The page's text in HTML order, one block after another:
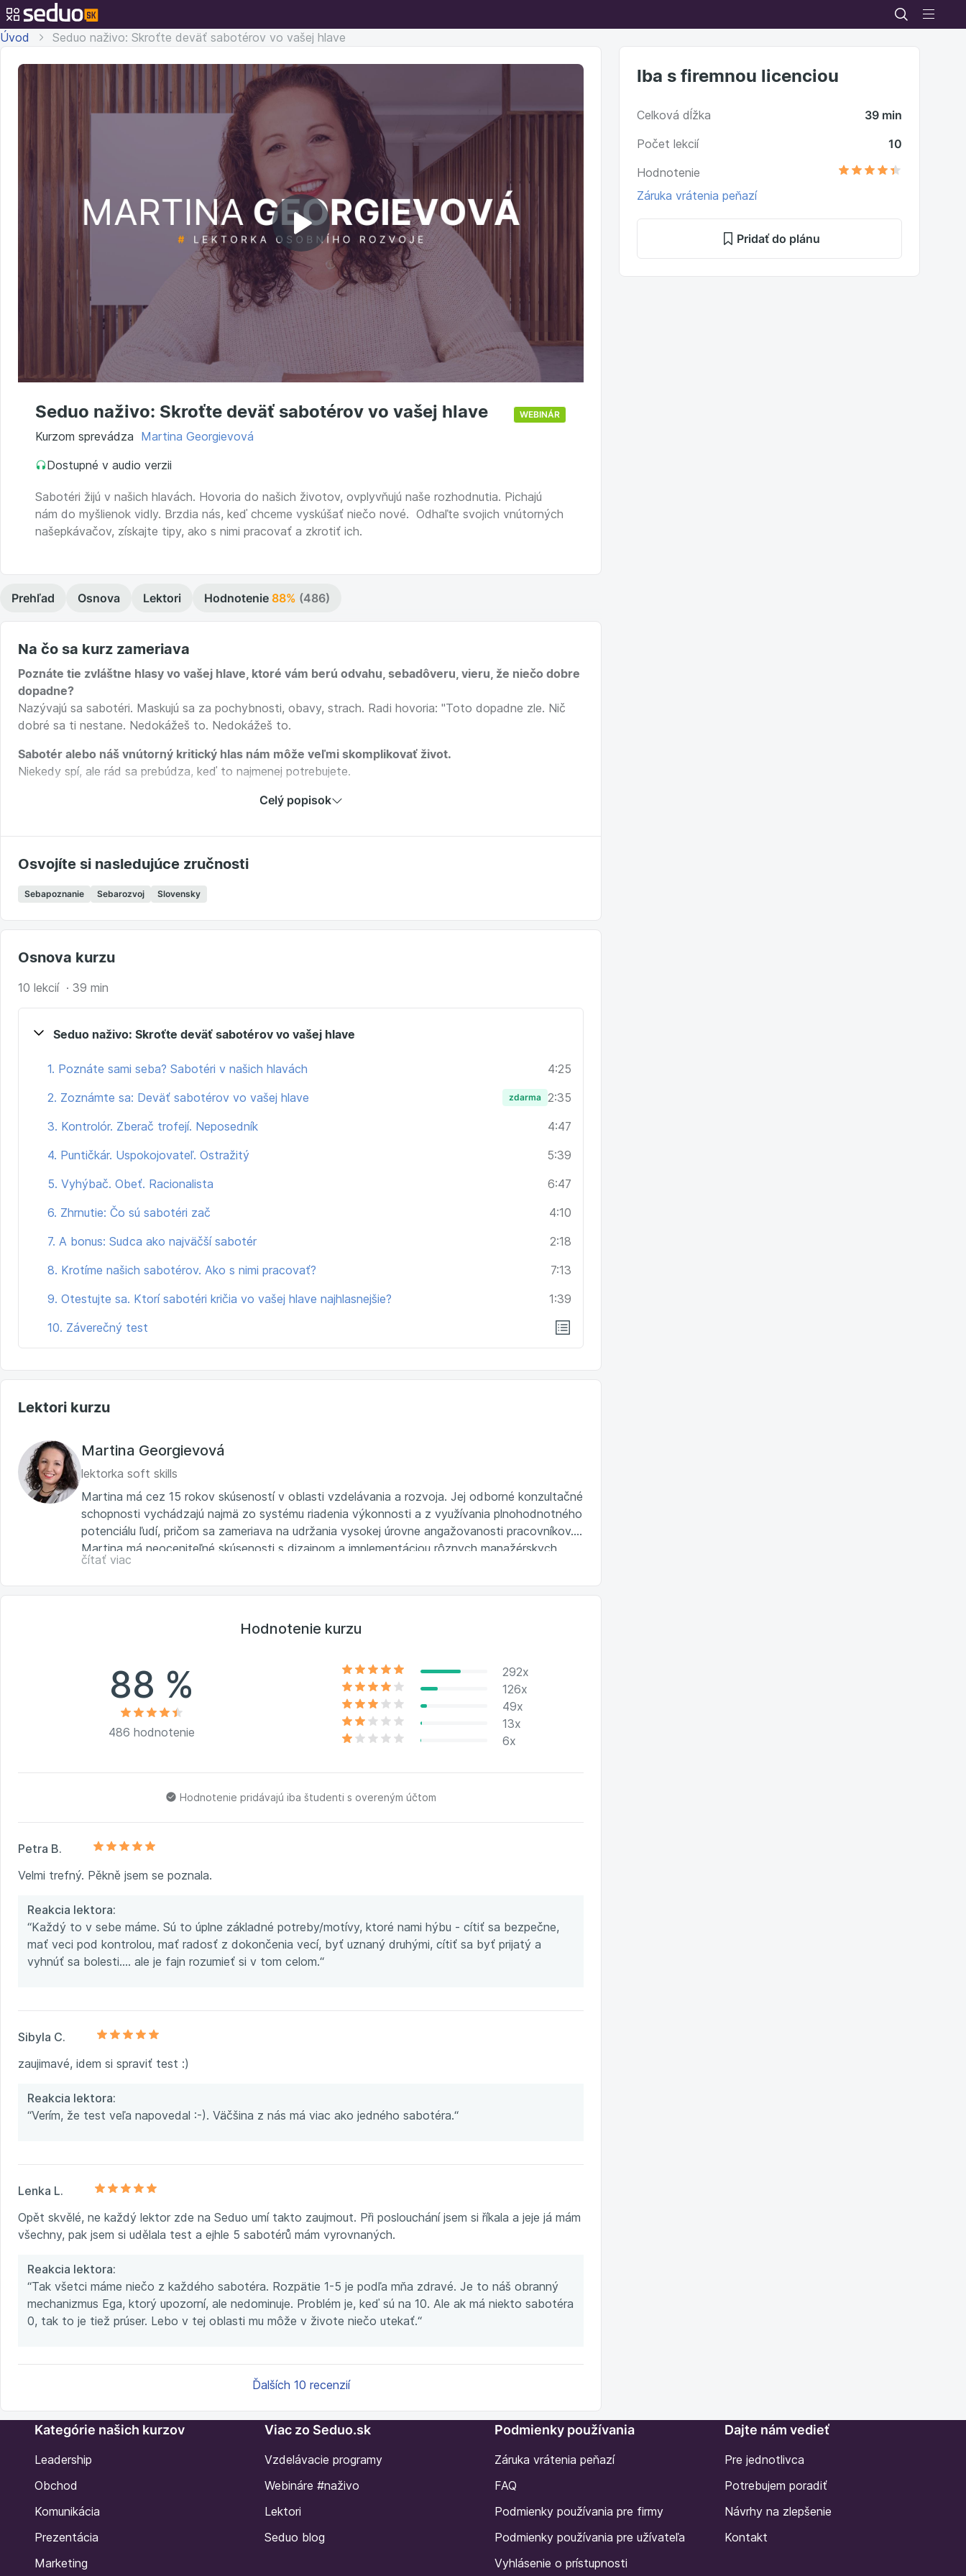
Úvod Seduo naživo: Skroťte deväť sabotérov vo vašej hlave
Prehrať
video
Seduo naživo: Skroťte deväť sabotérov vo vašej hlave WEBINÁR
Kurzom sprevádza Martina Georgievová
Dostupné v audio verzii
Sabotéri žijú v našich hlavách. Hovoria do našich životov, ovplyvňujú naše rozhodnutia. Pichajú
nám do myšlienok vidly. Brzdia nás, keď chceme vyskúšať niečo nové. Odhaľte svojich vnútorných
našepkávačov, získajte tipy, ako s nimi pracovať a zkrotiť ich.
Iba s firemnou licenciou
Celková dĺžka
39 min
Počet lekcií
10
Hodnotenie
Záruka vrátenia peňazí
Pridať do plánu
Prehľad Osnova Lektori Hodnotenie 88% (486)
Na čo sa kurz zameriava
Poznáte tie zvláštne hlasy vo vašej hlave, ktoré vám berú odvahu, sebadôveru, vieru, že niečo dobre
dopadne?
Nazývajú sa sabotéri. Maskujú sa za pochybnosti, obavy, strach. Radi hovoria: "Toto dopadne zle. Nič
dobré sa ti nestane. Nedokážeš to. Nedokážeš to.
Sabotér alebo náš vnútorný kritický hlas nám môže veľmi skomplikovať život.
Niekedy spí, ale rád sa prebúdza, keď to najmenej potrebujete.
Vo vašej hlave teda môže žiť niekoľko sabotérov.
obeť, hyperracionálny, hyperanalytický, nespokojný, vodca alebo vyhýbajúci sa.
Odhaľte ich a pokúste sa ich skrotiť.
Celý popisok
Osvojíte si nasledujúce zručnosti
Sebapoznanie Sebarozvoj Slovensky
Osnova kurzu
10 lekcií · 39 min
Seduo naživo: Skroťte deväť sabotérov vo vašej hlave
1. Poznáte sami seba? Sabotéri v našich hlavách
4:25
2. Zoznámte sa: Deväť sabotérov vo vašej hlave
zdarma
2:35
3. Kontrolór. Zberač trofejí. Neposedník
4:47
4. Puntičkár. Uspokojovateľ. Ostražitý
5:39
5. Vyhýbač. Obeť. Racionalista
6:47
6. Zhrnutie: Čo sú sabotéri zač
4:10
7. A bonus: Sudca ako najväčší sabotér
2:18
8. Krotíme našich sabotérov. Ako s nimi pracovať?
7:13
9. Otestujte sa. Ktorí sabotéri kričia vo vašej hlave najhlasnejšie?
1:39
10. Záverečný test
Lektori kurzu
Martina Georgievová
lektorka soft skills
Martina má cez 15 rokov skúseností v oblasti vzdelávania a rozvoja. Jej odborné konzultačné
schopnosti vychádzajú najmä zo systému riadenia výkonnosti a z využívania plnohodnotného
potenciálu ľudí, pričom sa zameriava na udržania vysokej úrovne angažovanosti pracovníkov.
Martina má neoceniteľné skúsenosti s dizajnom a implementáciou rôznych manažérskych
programom so zameraním na rozvoj leadership zručností. Martina je certifikovanou
facilitátorkou rozvojového nastroja Team Sociomapping a tiež aj Kirkpatrickov Business
Partnership Model, ktorý jej umožňuje vytvárať komplexné programy zamerané na meranie
čítať viac
Hodnotenie kurzu
88 %
486 hodnotenie
292x
126x
49x
13x
6x
Hodnotenie pridávajú iba študenti s overeným účtom
Petra B.
Velmi trefný. Pěkně jsem se poznala.
Reakcia lektora:
“Každý to v sebe máme. Sú to úplne základné potreby/motívy, ktoré nami hýbu - cítiť sa bezpečne,
mať veci pod kontrolou, mať radosť z dokončenia vecí, byť uznaný druhými, cítiť sa byť prijatý a
vyhnúť sa bolesti.... ale je fajn rozumieť si v tom celom.“
Sibyla C.
zaujimavé, idem si spraviť test :)
Reakcia lektora:
“Verím, že test veľa napovedal :-). Väčšina z nás má viac ako jedného sabotéra.“
Lenka L.
Opět skvělé, ne každý lektor zde na Seduo umí takto zaujmout. Při poslouchání jsem si říkala a jeje já mám
všechny, pak jsem si udělala test a ejhle 5 sabotérů mám vyrovnaných.
Reakcia lektora:
“Tak všetci máme niečo z každého sabotéra. Rozpätie 1-5 je podľa mňa zdravé. Je to náš obranný
mechanizmus Ega, ktorý upozorní, ale nedominuje. Problém je, keď sú na 10. Ale ak má niekto sabotéra
0, tak to je tiež prúser. Lebo v tej oblasti mu môže v živote niečo utekať.“
Ďalších 10 recenzií
Kategórie našich kurzov
Leadership
Obchod
Komunikácia
Prezentácia
Marketing
Viac zo Seduo.sk
Vzdelávacie programy
Webináre #naživo
Lektori
Seduo blog
Podmienky používania
Záruka vrátenia peňazí
FAQ
Podmienky používania pre firmy
Podmienky používania pre užívateľa
Vyhlásenie o prístupnosti
Dajte nám vedieť
Pre jednotlivca
Potrebujem poradiť
Návrhy na zlepšenie
Kontakt